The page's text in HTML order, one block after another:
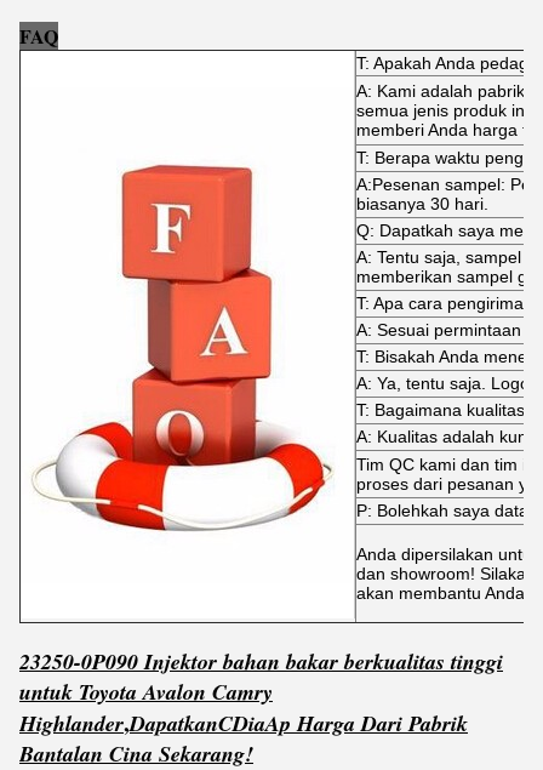
FAQ
T: Apakah Anda
A: Kami adalah pabrik
semua jenis produk
memberi Anda harga
T: Berapa waktu
A:Pesenan sampel:
biasanya 30 hari.
Q: Dapatkah saya
A: Tentu saja, sampel
memberikan sampel
T: Apa cara pengiriman?
A: Sesuai permintaan
T: Bisakah Anda
A: Ya, tentu saja. Logo
T: Bagaimana kualitas
A: Kualitas adalah
Tim QC kami dan tim
proses dari pesanan
P: Bolehkah saya
Anda dipersilakan
dan showroom!
akan membantu Anda
23250-0P090 Injektor bahan bakar berkualitas tinggi
untuk Toyota Avalon Camry
Highlander,DapatkanCDiaAp Harga Dari Pabrik
Bantalan Cina Sekarang!